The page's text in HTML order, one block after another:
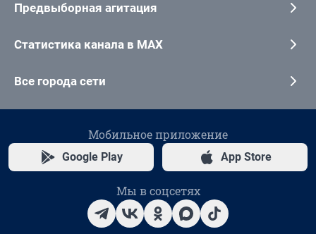
Предвыборная агитация
Статистика канала в MAX
Все города сети
Мобильное приложение
Google Play App Store
Мы в соцсетях